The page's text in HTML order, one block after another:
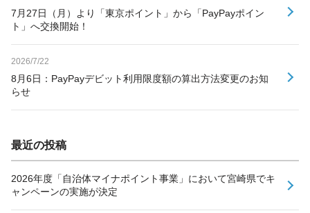
7月27日（月）より「東京ポイント」から「PayPayポイン
ト」へ交換開始！
2026/7/22
8月6日：PayPayデビット利用限度額の算出方法変更のお知
らせ
最近の投稿
2026年度「自治体マイナポイント事業」において宮崎県でキ
ャンペーンの実施が決定